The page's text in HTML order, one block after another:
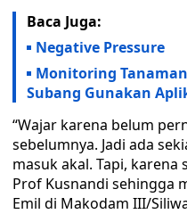
Baca Juga:
Negative Pressure
Monitoring
Subang Gunakan
“Wajar karena belum
sebelumnya. Jadi ada
masuk akal. Tapi,
Prof Kusnandi sehingga
Emil di Makodam III/